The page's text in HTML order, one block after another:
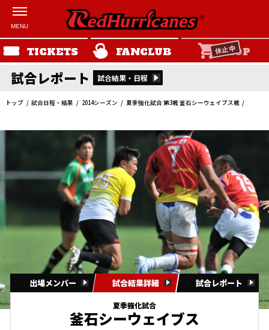
TICKETS FANCLUB SHOP
休止中
試合レポート 試合結果・日程
トップ 試合日程・結果 2014シーズン 夏季強化試合 第3戦 釜石シーウェイブス戦
出場メンバー 試合結果詳細 試合レポート
夏季強化試合
釜石シーウェイブス